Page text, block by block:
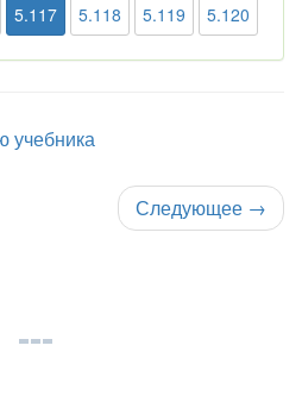
5.117 5.118 5.119 5.120
учебника
Следующее →